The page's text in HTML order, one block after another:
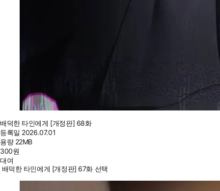
배덕한 타인에게 [개정판] 68화
등록일 2026.07.01
용량 22MB
300원
대여
배덕한 타인에게 [개정판] 67화 선택